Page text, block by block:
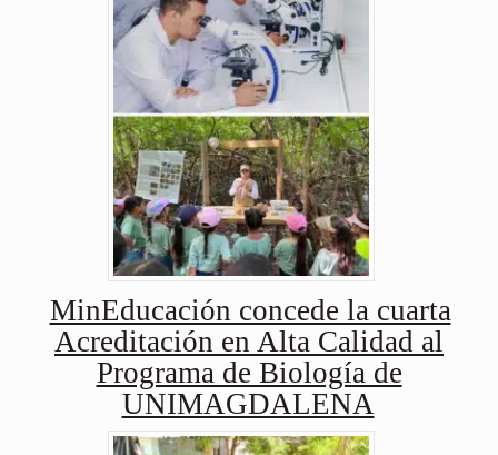
MinEducación concede la cuarta
Acreditación en Alta Calidad al
Programa de Biología de
UNIMAGDALENA